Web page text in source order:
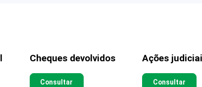
Cheques devolvidos
Consultar
Ações
Consultar